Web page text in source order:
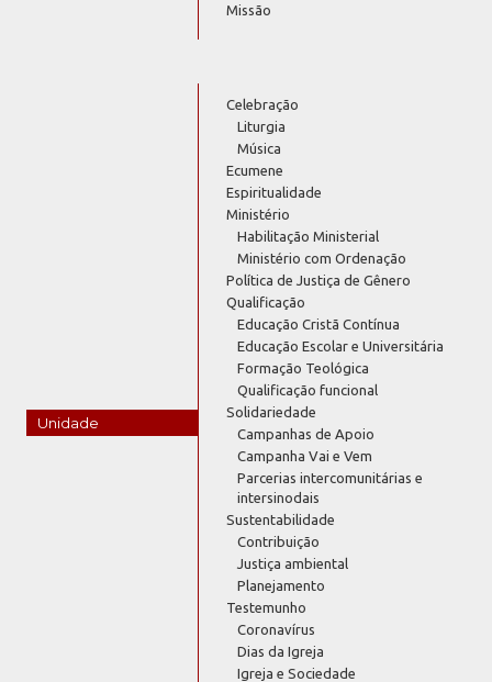
Missão
Unidade
Celebração
Liturgia
Música
Ecumene
Espiritualidade
Ministério
Habilitação Ministerial
Ministério com Ordenação
Política de Justiça de Gênero
Qualificação
Educação Cristã Contínua
Educação Escolar e Universitária
Formação Teológica
Qualificação funcional
Solidariedade
Campanhas de Apoio
Campanha Vai e Vem
Parcerias intercomunitárias e
intersinodais
Sustentabilidade
Contribuição
Justiça ambiental
Planejamento
Testemunho
Coronavírus
Dias da Igreja
Igreja e Sociedade